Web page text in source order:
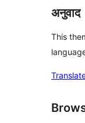
अनुवाद
This